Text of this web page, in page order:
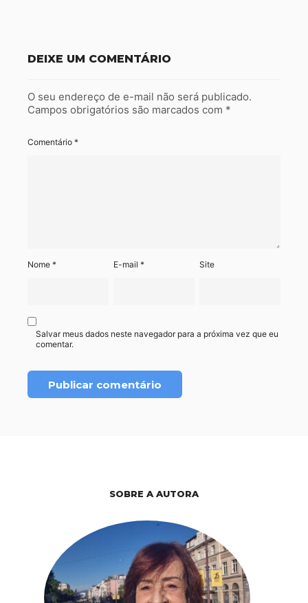
DEIXE UM COMENTÁRIO
O seu endereço de e-mail não será publicado.
Campos obrigatórios são marcados com *
Comentário *
Nome * E-mail* Site
Salvar meus dados neste navegador para a próxima vez que eu
comentar.
SOBRE A AUTORA